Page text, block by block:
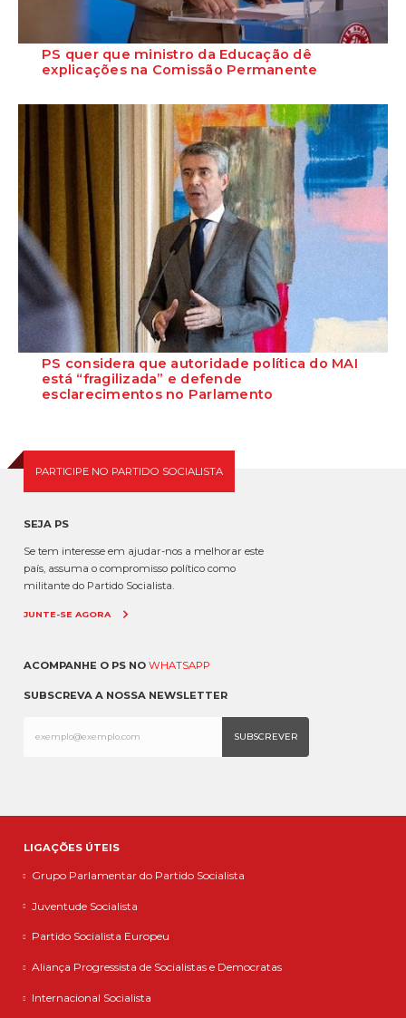
PS quer que ministro da Educação dê
explicações na Comissão Permanente
requerer a presença do minist...
PS considera que autoridade política do MAI
está “fragilizada” e defende
esclarecimentos no Parlamento
PARTICIPE NO PARTIDO SOCIALISTA
SEJA PS
Se tem interesse em ajudar-nos a melhorar este
país, assuma o compromisso político como
militante do Partido Socialista.
JUNTE-SE AGORA
ACOMPANHE O PS NO WHATSAPP
SUBSCREVA A NOSSA NEWSLETTER
LIGAÇÕES ÚTEIS
Grupo Parlamentar do Partido Socialista
Juventude Socialista
Partido Socialista Europeu
Aliança Progressista de Socialistas e Democratas
Internacional Socialista